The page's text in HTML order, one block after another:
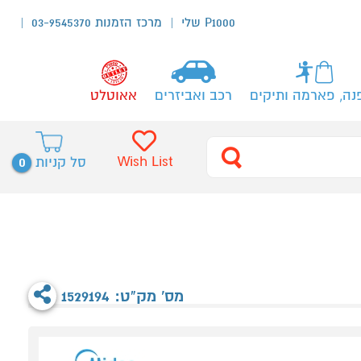
P1000 שלי מרכז הזמנות 03-9545370
פארמה ותיקים רכב ואביזרים אאוטלט
סל קניות 0 Wish List
מס' מק"ט: 1529194